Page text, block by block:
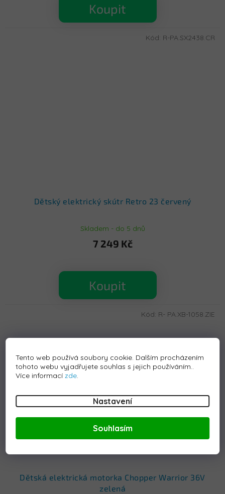
Tento web používá soubory cookie. Dalším procházením
tohoto webu vyjadřujete souhlas s jejich používáním..
Více informacízde.
Nastavení
Souhlasím
Koupit
Dětský elektrický skútr Retro 23 červený
Skladem - do 5 dnů
7 249 Kč
Koupit
Kód: R-PA.SX2438.CR
Dětská elektrická motorka Chopper Warrior 36V
zelená
Kód: R- PA.XB-1058.ZIE